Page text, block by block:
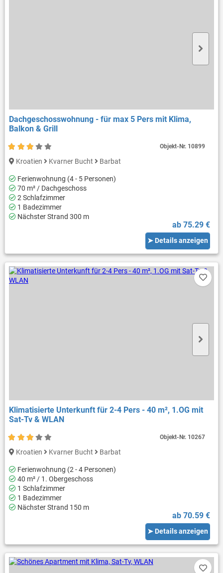
Dachgeschosswohnung - für max 5 Pers mit Klima,
Balkon & Grill
Kroatien Kvarner Bucht Barbat
Ferienwohnung (4 - 5 Personen)
70 m² / Dachgeschoss
2 Schlafzimmer
1 Badezimmer
Nächster Strand 300 m
ab 75.29 €
➤ Details anzeigen
Objekt-Nr. 10899
Klimatisierte Unterkunft für 2-4 Pers - 40 m², 1.OG mit
Sat-Tv & WLAN
Kroatien Kvarner Bucht Barbat
Ferienwohnung (2 - 4 Personen)
40 m² / 1. Obergeschoss
1 Schlafzimmer
1 Badezimmer
Nächster Strand 150 m
ab 70.59 €
➤ Details anzeigen
Objekt-Nr. 10267